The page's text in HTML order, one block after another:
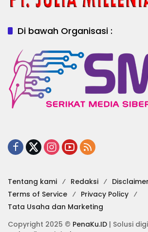
Di bawah Organisasi :
Tentang kami Redaksi Disclaimer
Terms of Service
Privacy Policy
Tata Usaha dan Marketing
Copyright 2025 © PenaKu.ID | Solusi